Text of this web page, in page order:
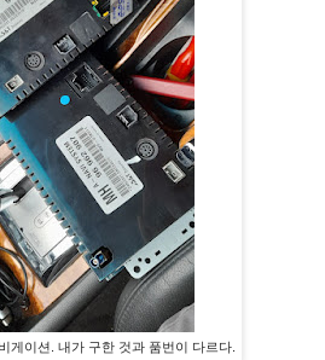
게이션. 내가 구한 것과 품번이 다르다.